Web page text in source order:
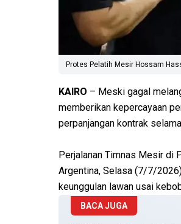
Protes Pelatih Mesir Hossam
KAIRO – Meski gagal
memberikan kepercayaan
perpanjangan kontrak
Perjalanan Timnas Mesir di
Argentina, Selasa (7/7/
keunggulan lawan usai
BACA JUGA